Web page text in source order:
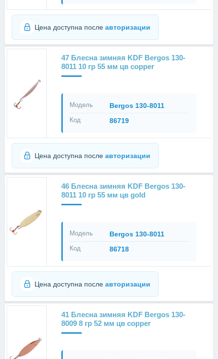
Цена доступна после авторизации
47 Блесна зимняя KDF Bergos 130-
8011 10 гр 55 мм цв copper
Модель Bergos 130-8011
Код 86719
Цена доступна после авторизации
46 Блесна зимняя KDF Bergos 130-
8011 10 гр 55 мм цв gold
Модель Bergos 130-8011
Код 86718
Цена доступна после авторизации
41 Блесна зимняя KDF Bergos 130-
8009 8 гр 52 мм цв copper